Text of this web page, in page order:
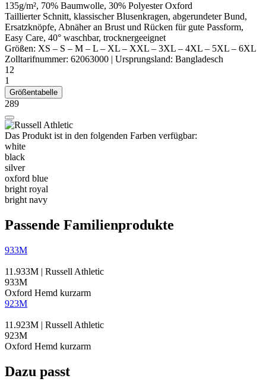
135g/m², 70% Baumwolle, 30% PolyesterOxford
Taillierter Schnitt, klassischer Blusenkragen, abgerundeter Bund,
Ersatzknöpfe, Abnäheran Brust und Rücken für gute Passform,
Easy Care, 40° waschbar, trocknergeeignet
Größen: XS – S – M – L – XL – XXL – 3XL – 4XL – 5XL – 6XL
Zolltarifnummer: 62063000 | Ursprungsland: Bangladesch
12
1
Größentabelle
289
Das Produkt ist in den folgenden Farben verfügbar:
white
black
silver
oxford blue
bright royal
bright navy
Passende Familienprodukte
933M
11.933M | Russell Athletic
933M
Oxford Hemd kurzarm
923M
11.923M | Russell Athletic
923M
Oxford Hemd kurzarm
Dazu passt